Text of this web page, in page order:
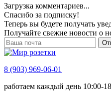
Загрузка комментариев...
Спасибо за подписку!
Теперь вы будете получать
Получайте свежие новости о
8 (903) 969-06-01
работаем каждый день 10:00-